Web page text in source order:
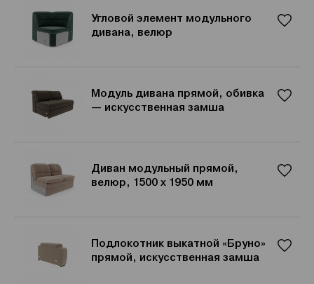
Угловой элемент модульного
дивана, велюр
Модуль дивана прямой, обивка
— искусственная замша
Диван модульный прямой,
велюр, 1500 х 1950 мм
Подлокотник выкатной «Бруно»
прямой, искусственная замша